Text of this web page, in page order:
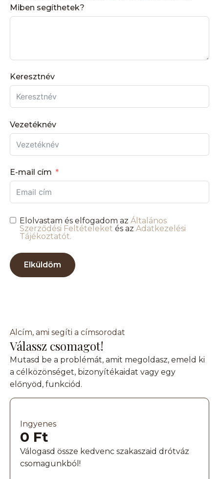
Miben segíthetek?
Keresztnév
Vezetéknév
E-mail cím
Elolvastam és elfogadom az Általános
Szerződési Feltételeket és az Adatkezelési
Tájékoztatót.
Elküldöm
Alcím, ami segíti a címsorodat
Válassz csomagot!
Mutasd be a problémát, amit megoldasz, emeld ki
a célközönséget, bizonyítékaidat vagy egy
előnyöd, funkciód.
Ingyenes
0 Ft
Válogasd össze kedvenc szakaszaid drótváz
csomagunkból!